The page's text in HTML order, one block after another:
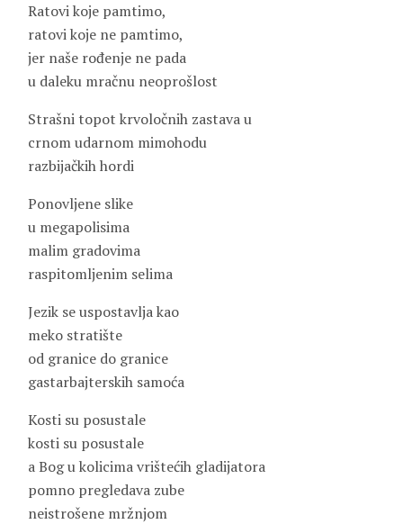
Ratovi koje pamtimo,
ratovi koje ne pamtimo,
jer naše rođenje ne pada
u daleku mračnu neoprošlost
Strašni topot krvoločnih zastava u
crnom udarnom mimohodu
razbijačkih hordi
Ponovljene slike
u megapolisima
malim gradovima
raspitomljenim selima
Jezik se uspostavlja kao
meko stratište
od granice do granice
gastarbajterskih samoća
Kosti su posustale
kosti su posustale
a Bog u kolicima vrištećih gladijatora
pomno pregledava zube
neistrošene mržnjom